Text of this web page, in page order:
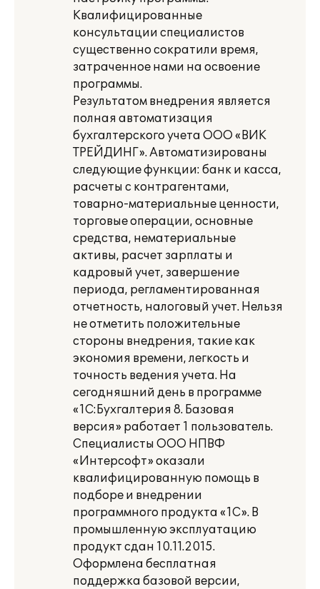
Квалифицированные
консультации специалистов
существенно сократили время,
затраченное нами на освоение
программы.
Результатом внедрения является
полная автоматизация
бухгалтерского учета ООО «ВИК
ТРЕЙДИНГ». Автоматизированы
следующие функции: банк и касса,
расчеты с контрагентами,
товарно-материальные ценности,
торговые операции, основные
средства, нематериальные
активы, расчет зарплаты и
кадровый учет, завершение
периода, регламентированная
отчетность, налоговый учет. Нельзя
не отметить положительные
стороны внедрения, такие как
экономия времени, легкость и
точность ведения учета. На
сегодняшний день в программе
«1С:Бухгалтерия 8. Базовая
версия» работает 1 пользователь.
Специалисты ООО НПВФ
«Интерсофт» оказали
квалифицированную помощь в
подборе и внедрении
программного продукта «1С». В
промышленную эксплуатацию
продукт сдан 10.11.2015.
Оформлена бесплатная
поддержка базовой версии,